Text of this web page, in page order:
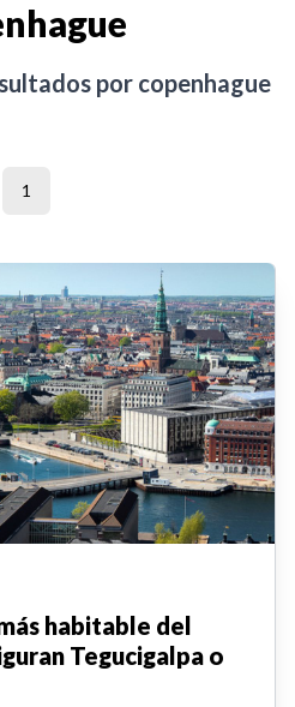
por copenhague
1
habitable del
Tegucigalpa o